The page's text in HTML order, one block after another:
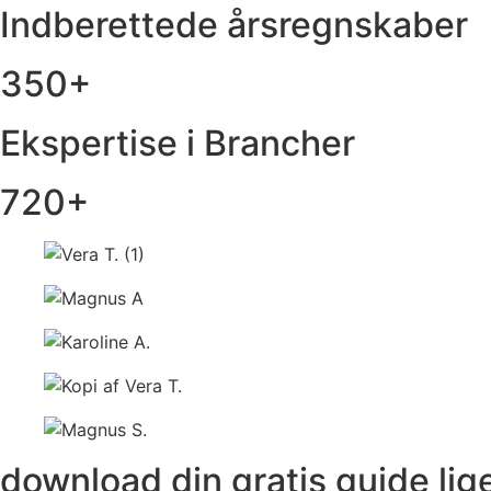
Indberettede årsregnskaber
350+
Ekspertise i Brancher
720+
download din gratis guide